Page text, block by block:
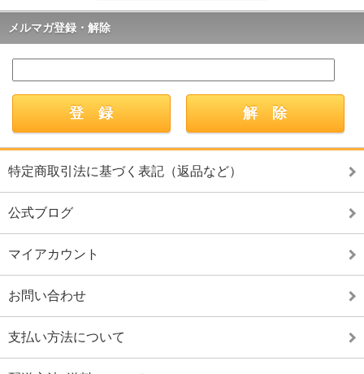
メルマガ登録・解除
特定商取引法に基づく表記（返品など）
公式ブログ
マイアカウント
お問い合わせ
支払い方法について